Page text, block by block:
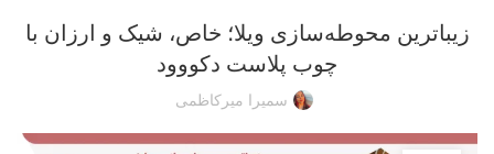
زیباترین محوطه‌سازی ویلا؛ خاص، شیک و ارزان با
چوب پلاست دکووود
سمیرا میرکاظمی